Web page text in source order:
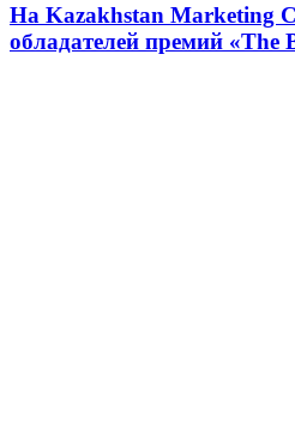
На Kazakhstan Marketing
обладателей премий «The